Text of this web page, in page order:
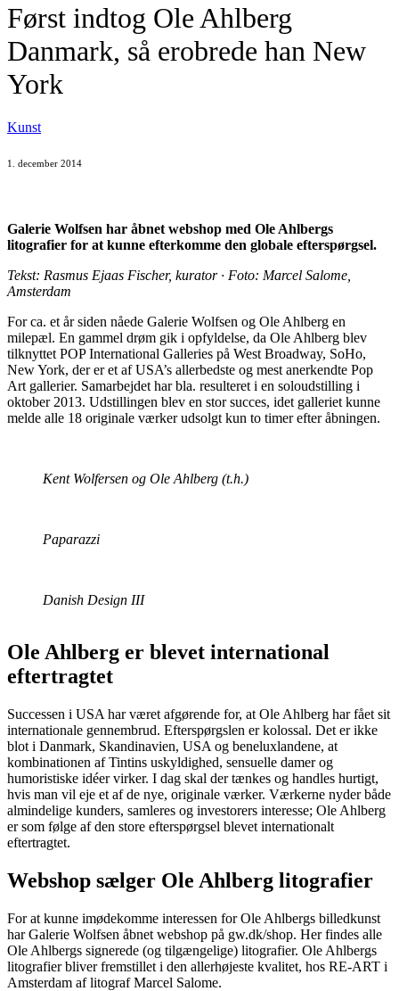
Først indtog Ole Ahlberg
Danmark, så erobrede han New
York
Kunst
1. december 2014
Galerie Wolfsen har åbnet webshop med Ole Ahlbergs
litografier for at kunne efterkomme den globale efterspørgsel.
Tekst: Rasmus Ejaas Fischer, kurator · Foto: Marcel Salome,
Amsterdam
For ca. et år siden nåede Galerie Wolfsen og Ole Ahlberg en
milepæl. En gammel drøm gik i opfyldelse, da Ole Ahlberg blev
tilknyttet POP International Galleries på West Broadway, SoHo,
New York, der er et af USA’s allerbedste og mest anerkendte Pop
Art gallerier. Samarbejdet har bla. resulteret i en soloudstilling i
oktober 2013. Udstillingen blev en stor succes, idet galleriet kunne
melde alle 18 originale værker udsolgt kun to timer efter åbningen.
Kent Wolfersen og Ole Ahlberg (t.h.)
Paparazzi
Danish Design III
Ole Ahlberg er blevet international
eftertragtet
Successen i USA har været afgørende for, at Ole Ahlberg har fået sit
internationale gennembrud. Efterspørgslen er kolossal. Det er ikke
blot i Danmark, Skandinavien, USA og beneluxlandene, at
kombinationen af Tintins uskyldighed, sensuelle damer og
humoristiske idéer virker. I dag skal der tænkes og handles hurtigt,
hvis man vil eje et af de nye, originale værker. Værkerne nyder både
almindelige kunders, samleres og investorers interesse; Ole Ahlberg
er som følge af den store efterspørgsel blevet internationalt
eftertragtet.
Webshop sælger Ole Ahlberg litografier
For at kunne imødekomme interessen for Ole Ahlbergs billedkunst
har Galerie Wolfsen åbnet webshop på gw.dk/shop. Her findes alle
Ole Ahlbergs signerede (og tilgængelige) litografier. Ole Ahlbergs
litografier bliver fremstillet i den allerhøjeste kvalitet, hos RE-ART i
Amsterdam af litograf Marcel Salome.